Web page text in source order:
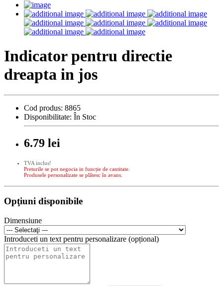
Indicator pentru directie
dreapta in jos
Cod produs: 8865
Disponibilitate: În Stoc
6.79 lei
TVA inclus!
Preturile se pot negocia in funcție de cantitate.
Produsele personalizate se plătesc în avans.
Opţiuni disponibile
Dimensiune
Introduceti un text pentru personalizare (opțional)